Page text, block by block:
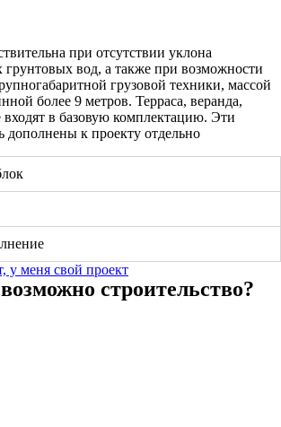
при отсутствии уклона
грунтовых вод, а также при возможности
грузовой техники, массой
более 9 метров. Терраса, веранда,
входят в базовую комплектацию. Эти
дополнены к проекту отдельно
у меня свой проект
строительство?